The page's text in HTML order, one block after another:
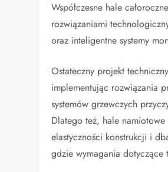
Współczesne hale
rozwiązaniami
oraz inteligentne systemy
Ostateczny projekt
implementując rozwiązania
systemów grzewczych
Dlatego też, hale
elastyczności konstrukcji i
gdzie wymagania dotyczące